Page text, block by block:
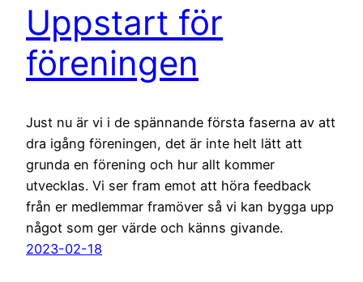
Uppstart för
föreningen
Just nu är vi i de spännande första faserna av att
dra igång föreningen, det är inte helt lätt att
grunda en förening och hur allt kommer
utvecklas. Vi ser fram emot att höra feedback
från er medlemmar framöver så vi kan bygga upp
något som ger värde och känns givande.
2023-02-18